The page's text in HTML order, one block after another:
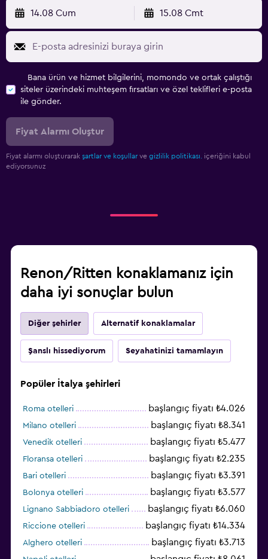
Yatak Odası
Ekstra uzun yataklar (> 2 metre)
Kuş tüyü yastık
Yatak yanında priz
Elbise askılığı
Odada kahvaltı
Yemek masası
Sağlık ve güvenlik
Günlük oda hizmetleri
Tesis dışında CCTV
İlk yardım seti
Kasa
Çalışma alanı
Faks/fotokopi
Laptop kasası
14.08 Cum 15.08 Cmt
Bana ürün ve hizmet bilgilerini, momondo ve ortak çalıştığı
siteler üzerindeki muhteşem fırsatları ve özel teklifleri e-posta
ile gönder.
Fiyat Alarmı Oluştur
Fiyat alarmı oluşturarak şartlar ve koşullar ve gizlilik politikası.
içeriğini kabul
ediyorsunuz
Renon/Ritten konaklamanız için
daha iyi sonuçlar bulun
Diğer şehirler Alternatif konaklamalar
Şanslı hissediyorum Seyahatinizi tamamlayın
Popüler İtalya şehirleri
Roma otelleri başlangıç fiyatı ₺4.026
Milano otelleri başlangıç fiyatı ₺8.341
Venedik otelleri başlangıç fiyatı ₺5.477
Floransa otelleri başlangıç fiyatı ₺2.235
Bari otelleri başlangıç fiyatı ₺3.391
Bolonya otelleri başlangıç fiyatı ₺3.577
Lignano Sabbiadoro otelleri başlangıç fiyatı ₺6.060
Riccione otelleri başlangıç fiyatı ₺14.334
Alghero otelleri başlangıç fiyatı ₺3.713